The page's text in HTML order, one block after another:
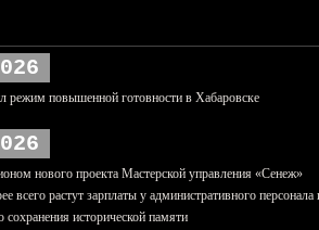
повышенной готовности в Хабаровске
нового проекта Мастерской управления «Сенеж»
всего растут зарплаты у административного персонала
исторической памяти